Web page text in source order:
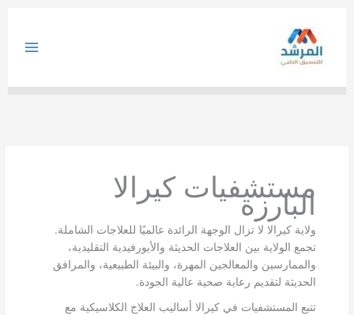
مستشفيات كيرالا
البارزة
ولاية كيرالا لا تزال الوجهة الرائدة عالميًا للعلاجات الشاملة.
تجمع الولاية بين العلاجات الحديثة والأيورفيدية التقليدية،
والممارسين والمعالجين المهرة، والبيئة الطبيعية، والمرافق
الحديثة لتقديم رعاية صحية عالية الجودة.
تتبع المستشفيات في كيرالا أساليب العلاج الكلاسيكية مع